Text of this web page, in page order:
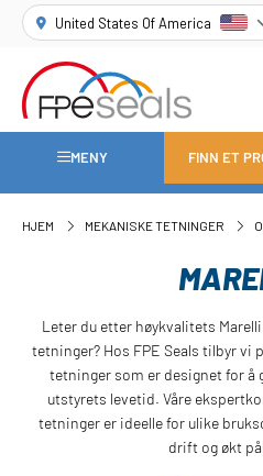
United States Of America
MENY FINN ET
HJEM MEKANISKE TETNINGER
Leter du etter høykvalitets
tetninger? Hos FPE Seals tilbyr vi
tetninger som er designet for å
utstyrets levetid. Våre
tetninger er ideelle for ulike
drift og økt